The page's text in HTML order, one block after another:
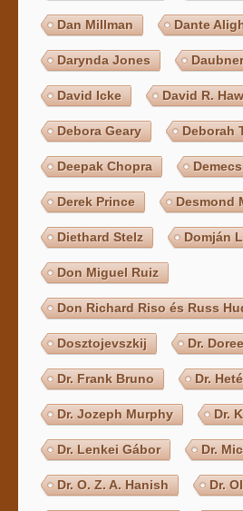
Dan Millman Dante
Darynda Jones
David Icke David R.
Debora Geary Deborah
Deepak Chopra
Derek Prince Desmond
Diethard Stelz Domján
Don Miguel Ruiz
Don Richard Riso és Russ
Dosztojevszkij Dr.
Dr. Frank Bruno Dr.
Dr. Jozeph Murphy Dr.
Dr. Lenkei Gábor Dr.
Dr. O. Z. A. Hanish Dr.